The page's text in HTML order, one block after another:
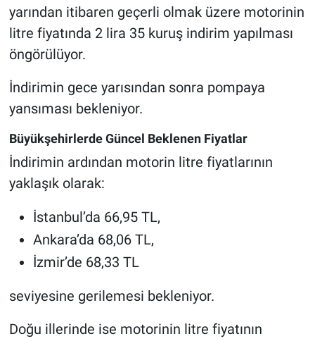
yarından itibaren geçerli olmak üzere motorinin
litre fiyatında 2 lira 35 kuruş indirim yapılması
öngörülüyor.
İndirimin gece yarısından sonra pompaya
yansıması bekleniyor.
Büyükşehirlerde Güncel Beklenen Fiyatlar
İndirimin ardından motorin litre fiyatlarının
yaklaşık olarak:
İstanbul’da 66,95 TL,
Ankara’da 68,06 TL,
İzmir’de 68,33 TL
seviyesine gerilemesi bekleniyor.
Doğu illerinde ise motorinin litre fiyatının